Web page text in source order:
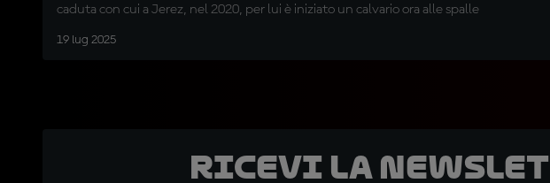
caduta con cui a Jerez, nel 2020, per lui è iniziato un calvario ora alle spalle
19 lug 2025
Ricevi la